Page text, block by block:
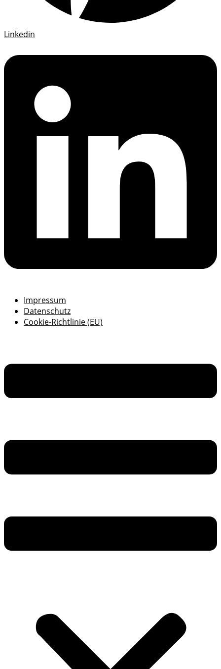
Linkedin
Impressum
Datenschutz
Cookie-Richtlinie (EU)